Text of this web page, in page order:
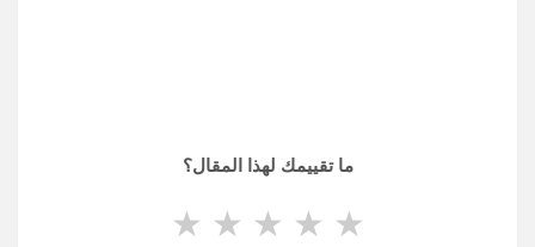
ما تقييمك لهذا المقال؟
★
★
★
★
★